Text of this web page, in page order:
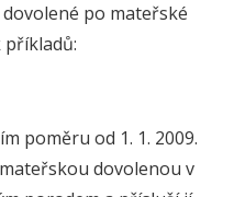
po mateřské
příkladů:
poměru od 1. 1. 2009.
dovolenou v